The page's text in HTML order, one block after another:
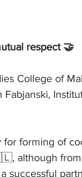
respect 🤝
College of
Fabjanski,
for forming of
although
successful